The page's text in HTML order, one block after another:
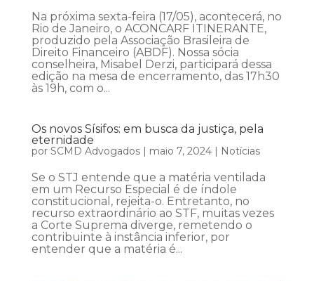
Na próxima sexta-feira (17/05), acontecerá, no
Rio de Janeiro, o ACONCARF ITINERANTE,
produzido pela Associação Brasileira de
Direito Financeiro (ABDF). Nossa sócia
conselheira, Misabel Derzi, participará dessa
edição na mesa de encerramento, das 17h30
às 19h, com o...
Os novos Sísifos: em busca da justiça, pela
eternidade
por SCMD Advogados| maio 7, 2024| Notícias
Se o STJ entende que a matéria ventilada
em um Recurso Especial é de índole
constitucional, rejeita-o. Entretanto, no
recurso extraordinário ao STF, muitas vezes
a Corte Suprema diverge, remetendo o
contribuinte à instância inferior, por
entender que a matéria é...